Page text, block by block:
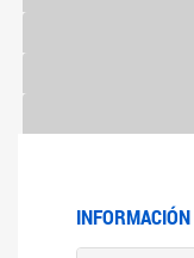
INFORMACIÓN